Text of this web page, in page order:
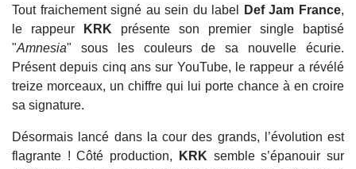
Tout fraichement signé au sein du label Def Jam France,
le rappeur
KRK présente son premier single baptisé
"Amnesia" sous les couleurs de sa nouvelle écurie.
Présent depuis cinq ans sur YouTube, le rappeur a révélé
treize morceaux, un chiffre qui lui porte chance à en croire
sa signature.
Désormais lancé dans la cour des grands, l’évolution est
flagrante ! Côté production,
KRK semble s’épanouir sur